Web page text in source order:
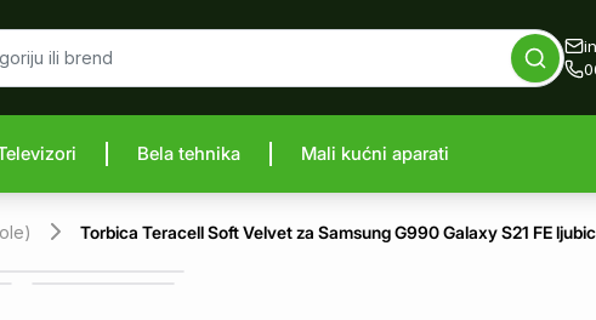
Bela tehnika Mali kućni aparati
Torbica Teracell Soft Velvet za Samsung G990 Galaxy S21 FE
proizvod